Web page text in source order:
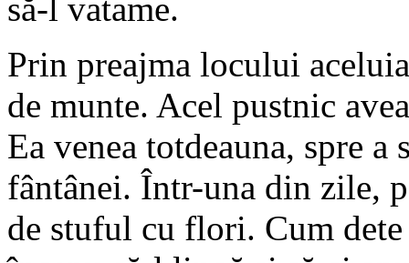
să-l vatame.
Prin preajma locului
de munte. Acel pustnic
Ea venea totdeauna, spre a
fântânei. Într-una din zile,
de stuful cu flori. Cum